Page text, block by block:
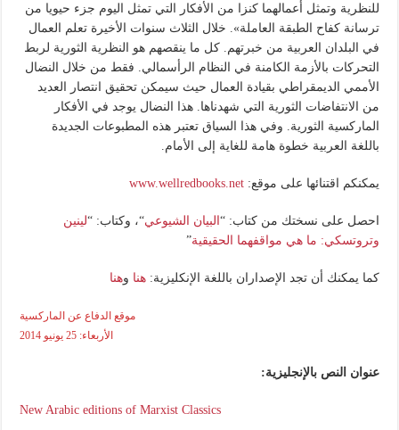
للنظرية وتمثل أعمالهما كنزا من الأفكار التي تمثل اليوم جزء حيويا من
ترسانة كفاح الطبقة العاملة». خلال الثلاث سنوات الأخيرة تعلم العمال
في البلدان العربية من خبرتهم. كل ما ينقصهم هو النظرية الثورية لربط
التحركات بالأزمة الكامنة في النظام الرأسمالي. فقط من خلال النضال
الأممي الديمقراطي بقيادة العمال حيث سيمكن تحقيق انتصار العديد
من الانتفاضات الثورية التي شهدناها. هذا النضال يوجد في الأفكار
الماركسية الثورية. وفي هذا السياق تعتبر هذه المطبوعات الجديدة
باللغة العربية خطوة هامة للغاية إلى الأمام.
يمكنكم اقتنائها على موقع:www.wellredbooks.net
احصل على نسختك من كتاب: “ البيان الشيوعي“، وكتاب: “لينين
وتروتسكي: ما هي مواقفهما الحقيقية”
كما يمكنك أن تجد الإصداران باللغة الإنكليزية:هنا وهنا
موقع الدفاع عن الماركسية
الأربعاء: 25 يونيو 2014
عنوان النص بالإنجليزية:
New Arabic editions of Marxist Classics